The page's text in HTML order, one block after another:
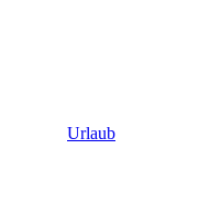
Urlaub